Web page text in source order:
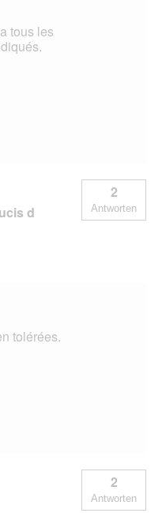
tous les
d
2
Antworten
tolérées.
2
Antworten